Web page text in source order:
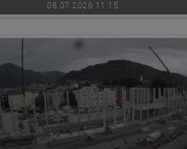
08.07.2026 11:15